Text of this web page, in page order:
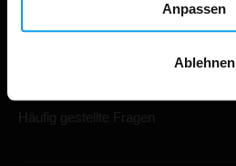
Anpassen
Ablehnen
Häufig gestellte Fragen